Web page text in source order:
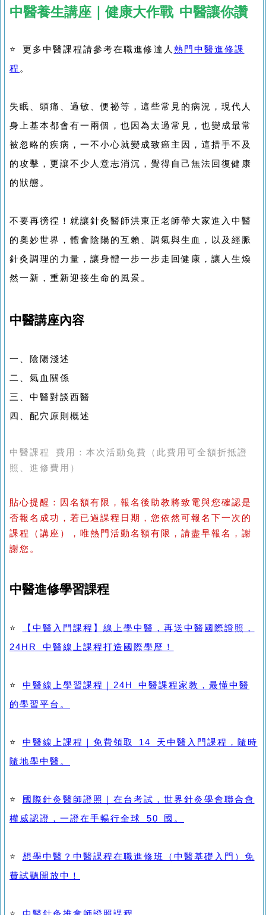
中醫養生講座｜健康大作戰 中醫讓你讚
⭐ 更多中醫課程請參考在職進修達人 熱門中醫進修課
程 。
失眠、頭痛、過敏、便祕等，這些常見的病況，現代人
身上基本都會有一兩個，也因為太過常見，也變成最常
被忽略的疾病，一不小心就變成致癌主因，這措手不及
的攻擊，更讓不少人意志消沉，覺得自己無法回復健康
的狀態。
不要再徬徨！就讓針灸醫師洪東正老師帶大家進入中醫
的奧妙世界，體會陰陽的互賴、調氣與生血，以及經脈
針灸調理的力量，讓身體一步一步走回健康，讓人生煥
然一新，重新迎接生命的風景。
中醫講座內容
一、陰陽淺述
二、氣血關係
三、中醫對談西醫
四、配穴原則概述
中醫課程 費用：本次活動免費（此費用可全額折抵證
照、進修費用）
貼心提醒：因名額有限，報名後助教將致電與您確認是
否報名成功，若已過課程日期，您依然可報名下一次的
課程（講座），唯熱門活動名額有限，請盡早報名，謝
謝您。
中醫進修學習課程
⭐
【中醫入門課程】線上學中醫，再送中醫國際證照，
24HR 中醫線上課程打造國際學歷！
⭐ 中醫線上學習課程｜24H 中醫課程家教，最懂中醫
的學習平台。
⭐ 中醫線上課程｜免費領取 14 天中醫入門課程，隨時
隨地學中醫。
⭐
國際針灸醫師證照｜在台考試，世界針灸學會聯合會
權威認證，一證在手暢行全球 50 國。
⭐ 想學中醫？中醫課程在職進修班（中醫基礎入門）免
費試聽開放中！